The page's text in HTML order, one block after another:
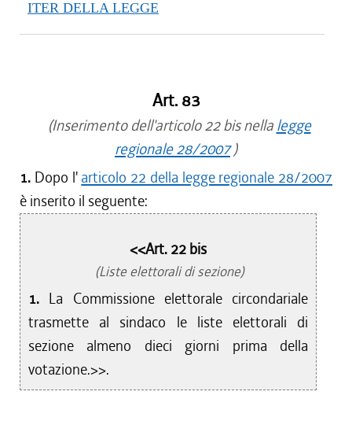
ITER DELLA LEGGE
Art. 83
(Inserimento dell'articolo 22 bis nella legge
regionale 28/2007)
1. Dopo l' articolo 22 della legge regionale 28/2007
è inserito il seguente:
<<Art. 22 bis
(Liste elettorali di sezione)
1. La Commissione elettorale circondariale
trasmette al sindaco le liste elettorali di
sezione almeno dieci giorni prima della
votazione.>>.